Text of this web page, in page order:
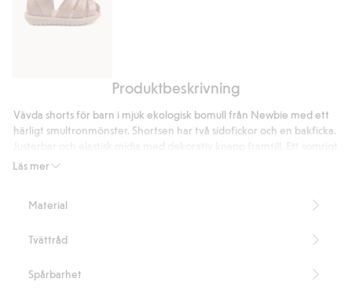
Produktbeskrivning
Läs mer
Vävda shorts för barn i mjuk ekologisk bomull från Newbie med ett
härligt smultronmönster. Shortsen har två sidofickor och en bakficka.
plagg som går att charmigt matcha med syskon och mamma.
Går att matcha med mamma och syskon.
Organic cotton- GOTS
Material
Tvättråd
Spårbarhet